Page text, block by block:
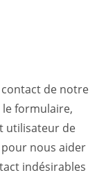
de notre
le formulaire,
utilisateur de
nous aider
indésirables